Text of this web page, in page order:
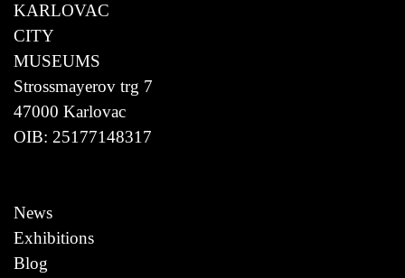
KARLOVAC
CITY
MUSEUMS
Strossmayerov trg 7
47000 Karlovac
OIB: 25177148317
News
Exhibitions
Blog